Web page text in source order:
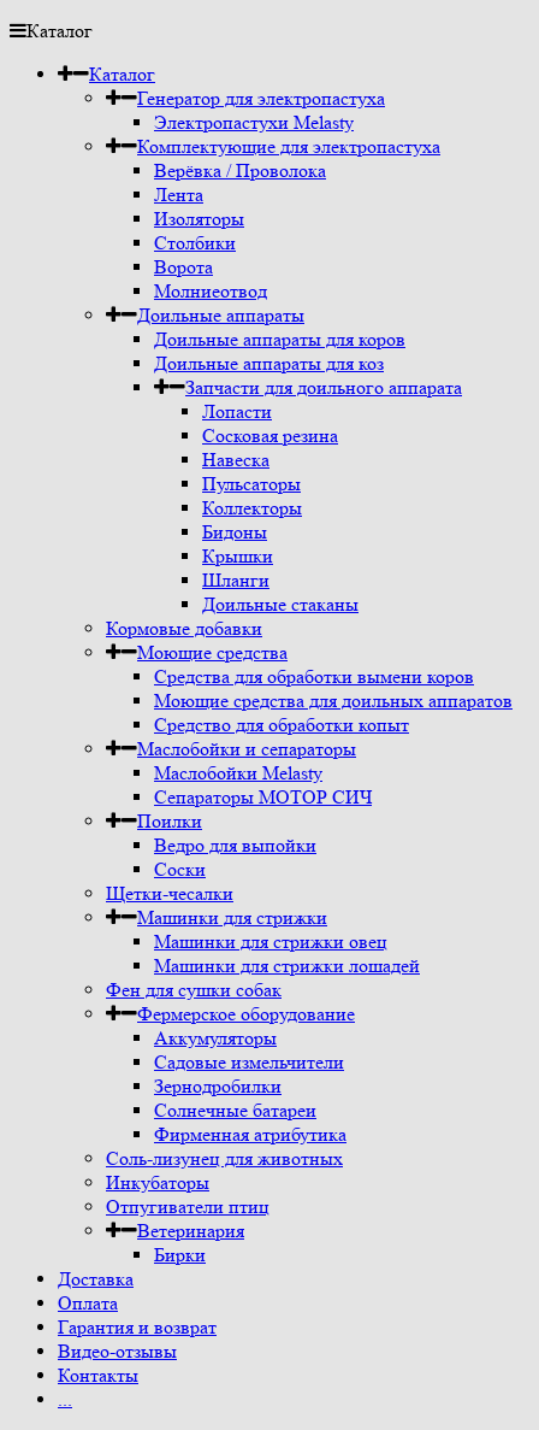
Каталог
Каталог
Генератор для электропастуха
Электропастухи Melasty
Комплектующие для электропастуха
Верёвка / Проволока
Лента
Изоляторы
Столбики
Ворота
Молниеотвод
Доильные аппараты
Доильные аппараты для коров
Доильные аппараты для коз
Запчасти для доильного аппарата
Лопасти
Сосковая резина
Навеска
Пульсаторы
Коллекторы
Бидоны
Крышки
Шланги
Доильные стаканы
Кормовые добавки
Моющие средства
Средства для обработки вымени коров
Моющие средства для доильных аппаратов
Средство для обработки копыт
Маслобойки и сепараторы
Маслобойки Melasty
Сепараторы МОТОР СИЧ
Поилки
Ведро для выпойки
Соски
Щетки-чесалки
Машинки для стрижки
Машинки для стрижки овец
Машинки для стрижки лошадей
Фен для сушки собак
Фермерское оборудование
Аккумуляторы
Садовые измельчители
Зернодробилки
Солнечные батареи
Фирменная атрибутика
Соль-лизунец для животных
Инкубаторы
Отпугиватели птиц
Ветеринария
Бирки
Доставка
Оплата
Гарантия и возврат
Видео-отзывы
Контакты
...